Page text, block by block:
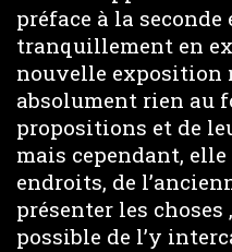
préface à la
tranquillement en
nouvelle exposition
absolument rien au
propositions et de
mais cependant,
endroits, de
présenter les choses
possible de l’y